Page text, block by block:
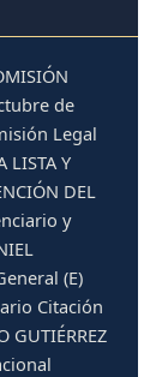
de
Legal
LISTA Y
DEL
y
(E)
Citación
GUTIÉRREZ